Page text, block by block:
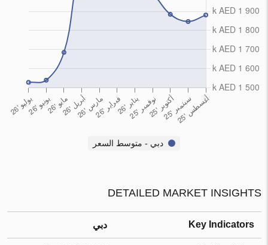
دبي - متوسط السعر
DETAILED MARKET INSIGHTS
Key Indicators دبي